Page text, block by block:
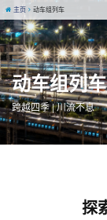
动车组列车
跨越四季 | 川流不息
主页 动车组列车
探